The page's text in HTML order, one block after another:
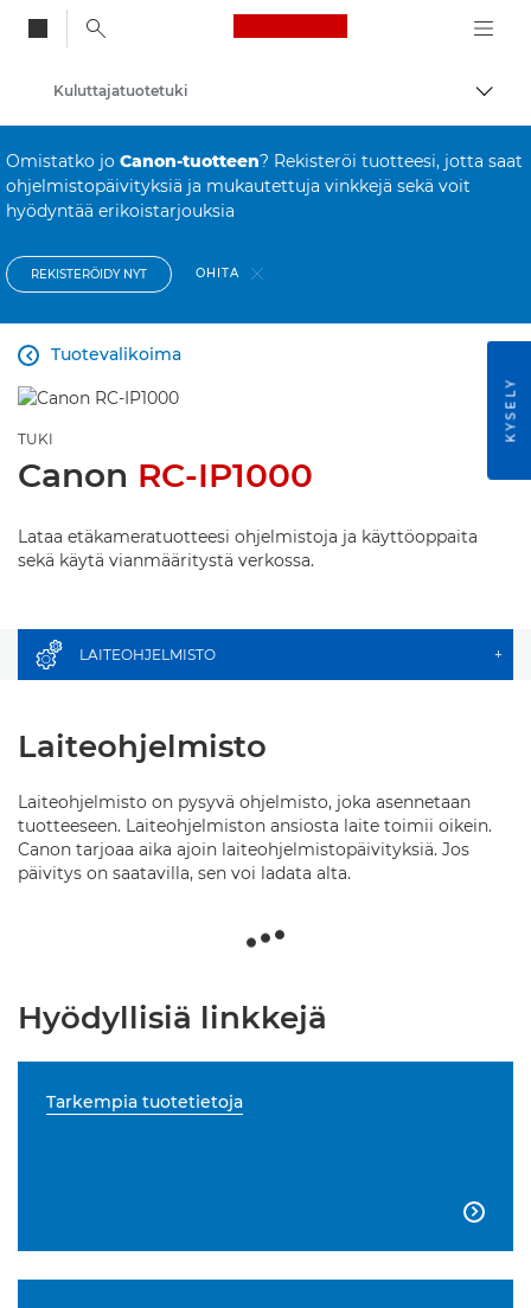
Canon Logo, back
Kuluttajatuotetuki
Omistatko jo Canon-tuotteen? Rekisteröi tuotteesi, jotta saat
ohjelmistopäivityksiä ja mukautettuja vinkkejä sekä voit
hyödyntää erikoistarjouksia
REKISTERÖIDY NYT OHITA
Tuotevalikoima

TUKI
Canon RC-IP1000
Lataa etäkameratuotteesi ohjelmistoja ja käyttöoppaita
sekä käytä vianmääritystä verkossa.
LAITEOHJELMISTO +
Laiteohjelmisto
Laiteohjelmisto on pysyvä ohjelmisto, joka asennetaan
tuotteeseen. Laiteohjelmiston ansiosta laite toimii oikein.
Canon tarjoaa aika ajoin laiteohjelmistopäivityksiä. Jos
päivitys on saatavilla, sen voi ladata alta.
Hyödyllisiä linkkejä
Tarkempia tuotetietoja

KYSELY